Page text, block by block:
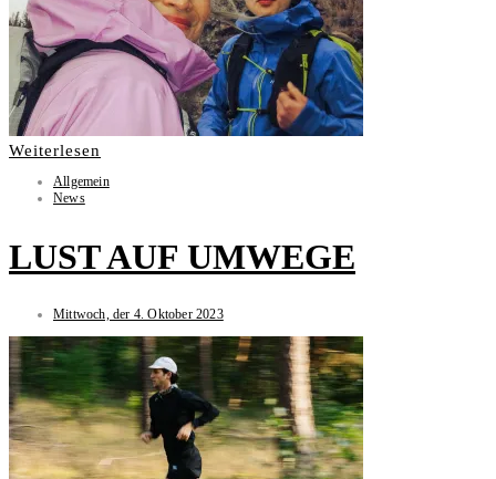
Weiterlesen
Allgemein
News
LUST AUF UMWEGE
Mittwoch, der 4. Oktober 2023